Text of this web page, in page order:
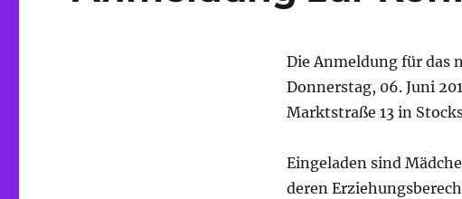
Die Anmeldung für das
Donnerstag, 06. Juni
Marktstraße 13 in
Eingeladen sind
deren